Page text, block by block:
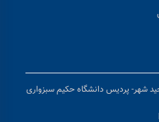
پردیس دانشگاه حکیم سبزواری